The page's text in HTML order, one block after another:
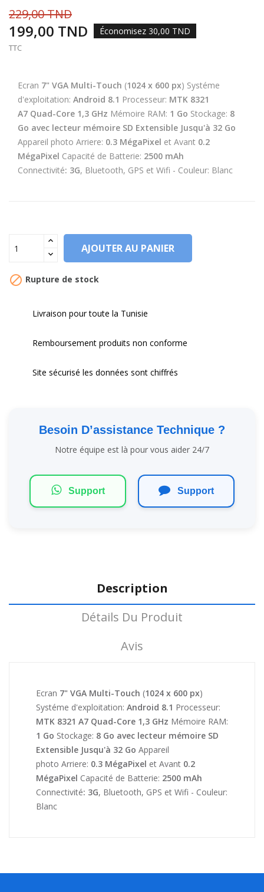
229,00 TND
199,00 TND Économisez 30,00 TND
TTC
Ecran 7" VGA Multi-Touch (1024 x 600 px) Systéme
d'exploitation: Android 8.1 Processeur: MTK 8321
A7 Quad-Core 1,3 GHz Mémoire RAM: 1 Go Stockage: 8
Go avec lecteur mémoire SD Extensible Jusqu'à 32 Go
Appareil photo Arriere: 0.3 MégaPixel et Avant 0.2
MégaPixel Capacité de Batterie: 2500 mAh
Connectivité: 3G, Bluetooth, GPS et Wifi - Couleur: Blanc
AJOUTER AU PANIER
 Rupture de stock
Livraison pour toute la Tunisie
Remboursement produits non conforme
Site sécurisé les données sont chiffrés
Besoin D’assistance Technique ?
Notre équipe est là pour vous aider 24/7
Support Support
Description
Détails Du Produit
Avis
Ecran 7" VGA Multi-Touch (1024 x 600 px)
Systéme d'exploitation: Android 8.1 Processeur:
MTK 8321 A7 Quad-Core 1,3 GHz Mémoire RAM:
1 Go Stockage: 8 Go avec lecteur mémoire SD
Extensible Jusqu'à 32 Go Appareil
photo Arriere: 0.3 MégaPixel et Avant 0.2
MégaPixel Capacité de Batterie: 2500 mAh
Connectivité: 3G, Bluetooth, GPS et Wifi - Couleur:
Blanc